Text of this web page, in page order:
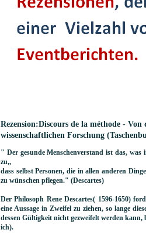
Rezension:Discours de la méthode -
wissenschaftlichen Forschung
" Der gesunde Menschenverstand ist das,
zu,,
dass selbst Personen, die in allen anderen
zu wünschen pflegen." (Descartes)
Der Philosoph Rene Descartes( 1596-1650)
eine Aussage in Zweifel zu ziehen, so lange
dessen Gültigkeit nicht gezweifelt werden
ich).